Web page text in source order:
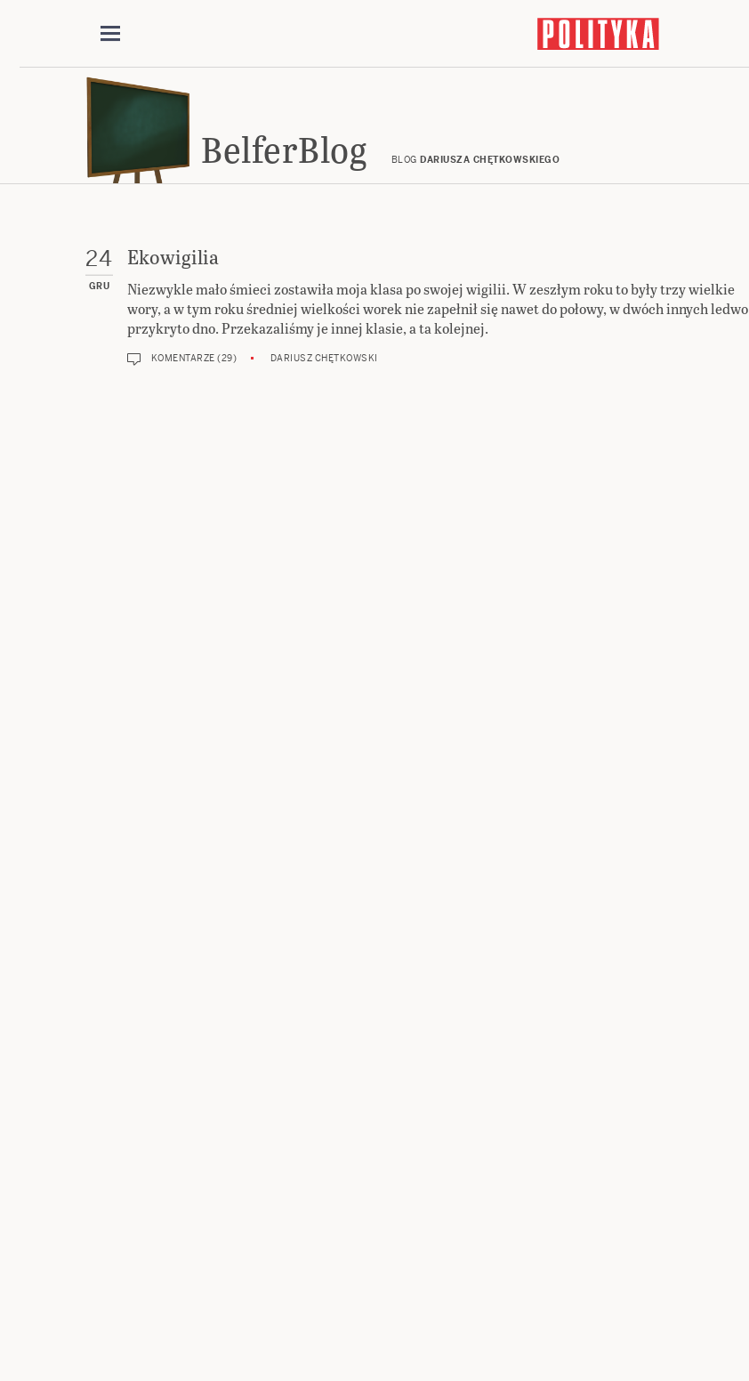
BelferBlog BLOG DARIUSZA CHĘTKOWSKIEGO
24
GRU
Ekowigilia
Niezwykle mało śmieci zostawiła moja klasa po swojej wigilii. W zeszłym roku to były trzy wielkie
wory, a w tym roku średniej wielkości worek nie zapełnił się nawet do połowy, w dwóch innych ledwo
przykryto dno. Przekazaliśmy je innej klasie, a ta kolejnej.
KOMENTARZE (29) DARIUSZ CHĘTKOWSKI